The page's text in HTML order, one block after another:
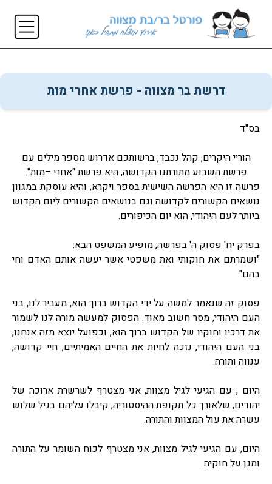
דרשת בר מצווה - פרשת אחרי מות
בס"ד
הוריי היקרים, קהל נכבד, ברשותכם אדרוש מספר מילים עם
פרשת השבוע מתורתנו הקדושה, היא פרשת "אחרי –מות".
פרשה זו היא הפרשה השישית בספר ויקרא, והיא עוסקת במגוון
נושאים הקשורים לקדושה וגם בנושאים הקשורים ליום הקדוש
ביותר לעם היהודי, הוא יום הכיפורים.
בפרק יח' פסוק ה' בפרשה, מופיע המשפט הבא:
"ושמרתם את חוקותי ואת משפטי אשר יעשה אותם האדם וחי
בהם"
פסוק זה שנאמר למשה על ידי הקדוש ברוך הוא, מעביר לנו, בני
העם היהודי, מסר חשוב מאוד. הפסוק למעשה מורה לנו לשמור
את דרכיו וחוקיו של הקדוש ברוך הוא, וכפועל יוצא מזה אנחנו,
בני העם היהודי, נזכה לחיות את החיים האמיתיים, חיי קדושה,
ענווה ותורה.
היום , עם הגיעי לגיל מצוות, אני מצטרף לשרשרת ארוכה של
יהודים, שלאורך כל תקופת ההיסטוריה, קיבלו עליהם בגיל שלוש
עשרה את עול המצוות והתורה.
היום, עם הגיעי לגיל מצוות, אני מצטרף לכוח השומר על התורה
ומגן על חוקיה.